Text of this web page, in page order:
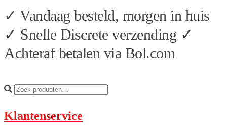
✓ Vandaag besteld, morgen in huis
✓ Snelle Discrete verzending ✓
Achteraf betalen via Bol.com
Klantenservice